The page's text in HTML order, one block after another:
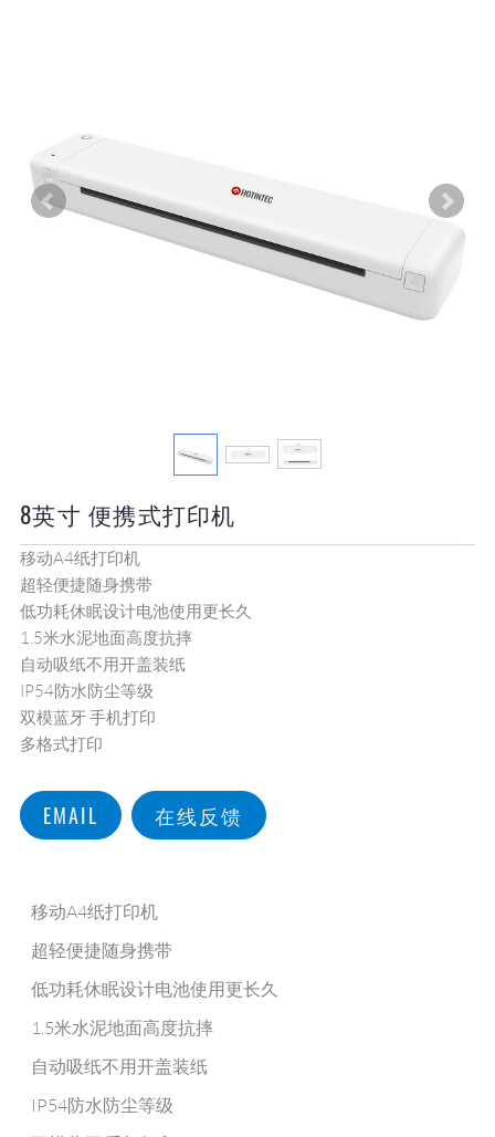
8英寸 便携式打印机
移动A4纸打印机
超轻便捷随身携带
低功耗休眠设计电池使用更长久
1.5米水泥地面高度抗摔
自动吸纸不用开盖装纸
IP54防水防尘等级
双模蓝牙 手机打印
多格式打印
EMAIL 在线反馈
移动A4纸打印机
超轻便捷随身携带
低功耗休眠设计电池使用更长久
1.5米水泥地面高度抗摔
自动吸纸不用开盖装纸
IP54防水防尘等级